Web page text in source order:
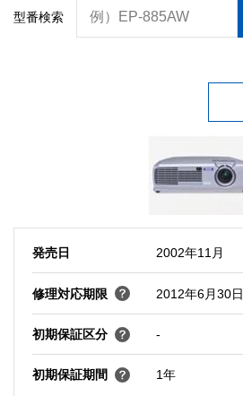
型番検索 例）EP-885AW
発売日 2002年11月
修理対応期限 2012年6月30日
初期保証区分 -
初期保証期間 1年